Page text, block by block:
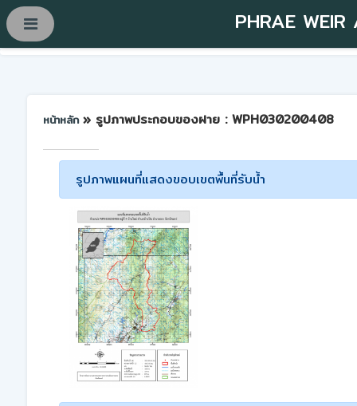
PHRAE WEIR
หน้าหลัก » รูปภาพประกอบของฝาย : WPH030200408
รูปภาพแผนที่แสดงขอบเขตพื้นที่รับน้ำ